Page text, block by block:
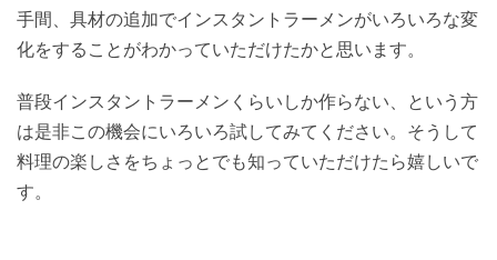
手間、具材の追加でインスタントラーメンがいろいろな変
化をすることがわかっていただけたかと思います。
普段インスタントラーメンくらいしか作らない、という方
は是非この機会にいろいろ試してみてください。そうして
料理の楽しさをちょっとでも知っていただけたら嬉しいで
す。